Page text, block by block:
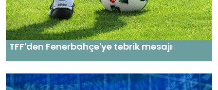
TFF'den Fenerbahçe'ye tebrik mesajı